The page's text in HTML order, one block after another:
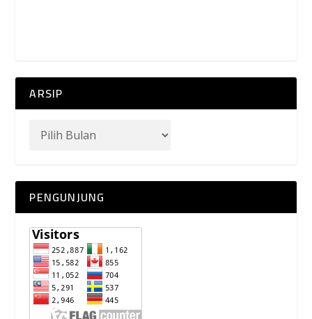
ARSIP
PENGUNJUNG